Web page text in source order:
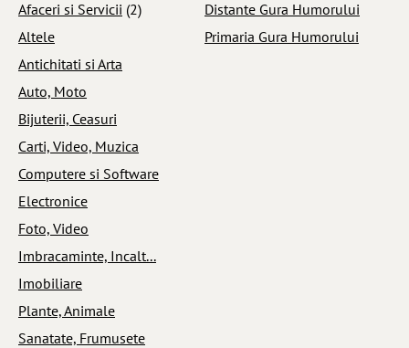
Afaceri si Servicii (2)
Altele
Antichitati si Arta
Auto, Moto
Bijuterii, Ceasuri
Carti, Video, Muzica
Computere si Software
Electronice
Foto, Video
Imbracaminte, Incalt...
Imobiliare
Plante, Animale
Sanatate, Frumusete
Distante Gura Humorului
Primaria Gura Humorului